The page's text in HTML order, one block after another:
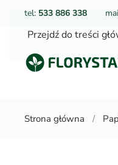
Przejdź do treści
tel: 533 886 338
Strona główna